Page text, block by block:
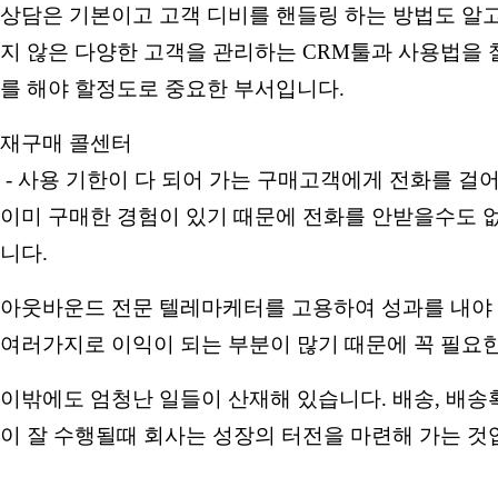
상담은 기본이고 고객 디비를 핸들링 하는 방법도
지 않은 다양한 고객을 관리하는 CRM툴과 사용법
를 해야 할정도로 중요한 부서입니다.
재구매 콜센터
- 사용 기한이 다 되어 가는 구매고객에게 전화를 걸
이미 구매한 경험이 있기 때문에 전화를 안받을수도
니다.
아웃바운드 전문 텔레마케터를 고용하여 성과를 내
여러가지로 이익이 되는 부분이 많기 때문에 꼭 필요
이밖에도 엄청난 일들이 산재해 있습니다. 배송, 배
이 잘 수행될때 회사는 성장의 터전을 마련해 가는